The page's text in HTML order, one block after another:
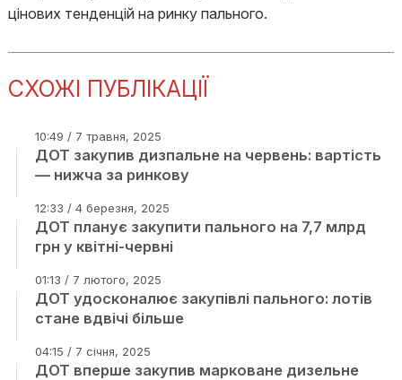
цінових тенденцій на ринку пального.
СХОЖІ ПУБЛІКАЦІЇ
10:49 / 7 травня, 2025
ДОТ закупив дизпальне на червень: вартість
— нижча за ринкову
12:33 / 4 березня, 2025
ДОТ планує закупити пального на 7,7 млрд
грн у квітні-червні
01:13 / 7 лютого, 2025
ДОТ удосконалює закупівлі пального: лотів
стане вдвічі більше
04:15 / 7 січня, 2025
ДОТ вперше закупив марковане дизельне